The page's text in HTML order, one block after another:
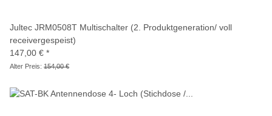
Jultec JRM0508T Multischalter (2. Produktgeneration/ voll
receivergespeist)
147,00 € *
Alter Preis: 154,00 €